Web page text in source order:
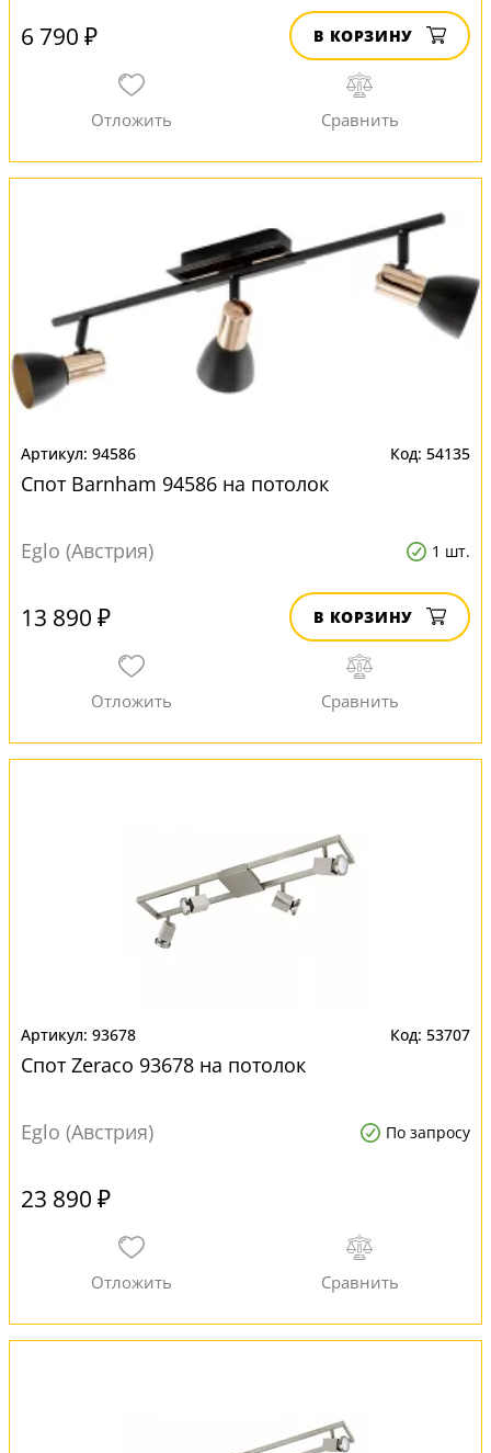
6 790 ₽ В КОРЗИНУ
94586 54135
Спот Barnham 94586 на потолок
Eglo (Австрия) 1 шт.
13 890 ₽ В КОРЗИНУ
93678 53707
Спот Zeraco 93678 на потолок
Eglo (Австрия) По запросу
23 890 ₽